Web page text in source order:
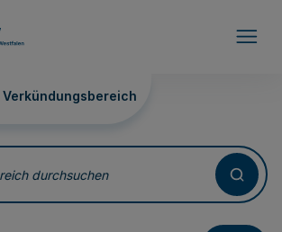
Verkündungsbereich
durchsuchen